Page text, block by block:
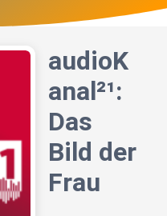
audioK
anal²¹:
Das
Bild der
Frau